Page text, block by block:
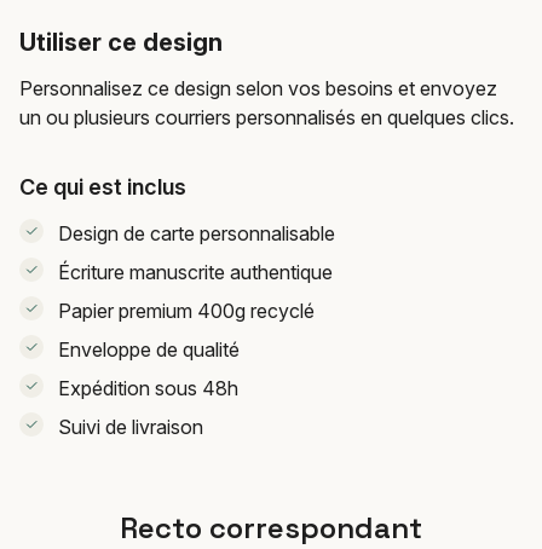
Utiliser ce design
Personnalisez ce design selon vos besoins et envoyez
un ou plusieurs courriers personnalisés en quelques clics.
Ce qui est inclus
Design de carte personnalisable
Écriture manuscrite authentique
Papier premium 400g recyclé
Enveloppe de qualité
Expédition sous 48h
Suivi de livraison
Recto correspondant